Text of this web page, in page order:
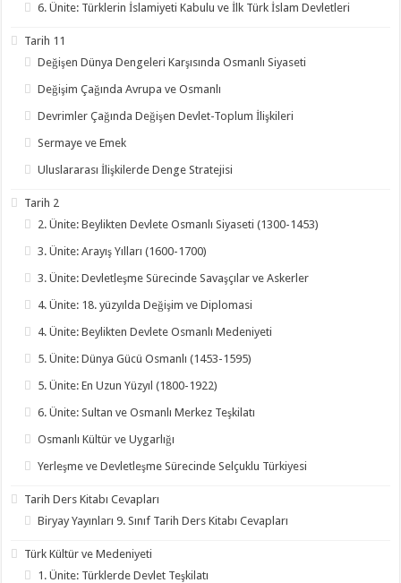
6. Ünite: Türklerin İslamiyeti Kabulu ve İlk Türk İslam Devletleri
Tarih 11
Değişen Dünya Dengeleri Karşısında Osmanlı Siyaseti
Değişim Çağında Avrupa ve Osmanlı
Devrimler Çağında Değişen Devlet-Toplum İlişkileri
Sermaye ve Emek
Uluslararası İlişkilerde Denge Stratejisi
Tarih 2
2. Ünite: Beylikten Devlete Osmanlı Siyaseti (1300-1453)
3. Ünite: Arayış Yılları (1600-1700)
3. Ünite: Devletleşme Sürecinde Savaşçılar ve Askerler
4. Ünite: 18. yüzyılda Değişim ve Diplomasi
4. Ünite: Beylikten Devlete Osmanlı Medeniyeti
5. Ünite: Dünya Gücü Osmanlı (1453-1595)
5. Ünite: En Uzun Yüzyıl (1800-1922)
6. Ünite: Sultan ve Osmanlı Merkez Teşkilatı
Osmanlı Kültür ve Uygarlığı
Yerleşme ve Devletleşme Sürecinde Selçuklu Türkiyesi
Tarih Ders Kitabı Cevapları
Biryay Yayınları 9. Sınıf Tarih Ders Kitabı Cevapları
Türk Kültür ve Medeniyeti
1. Ünite: Türklerde Devlet Teşkilatı